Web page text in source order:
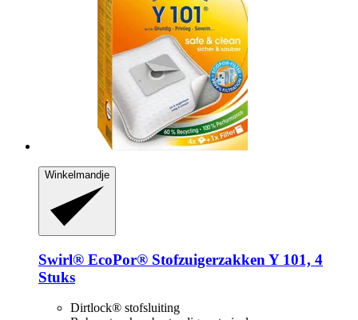
Winkelmandje
Swirl® EcoPor® Stofzuigerzakken Y 101, 4
Stuks
Dirtlock® stofsluiting